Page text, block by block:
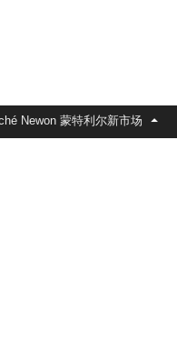
Newon 蒙特利尔新市场